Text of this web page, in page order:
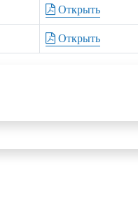
Открыть
Открыть